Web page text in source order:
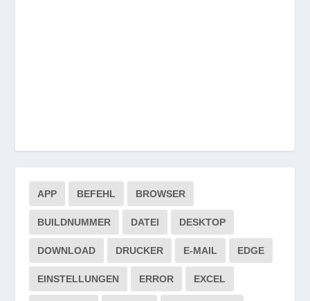
APP BEFEHL BROWSER
BUILDNUMMER DATEI DESKTOP
DOWNLOAD DRUCKER E-MAIL EDGE
EINSTELLUNGEN ERROR EXCEL